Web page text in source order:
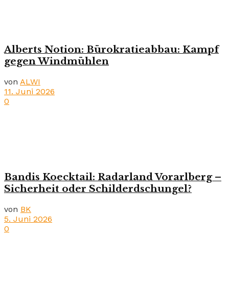
Alberts Notion: Bürokratieabbau: Kampf
gegen Windmühlen
von ALWI
11. Juni 2026
0
Bandis Koecktail: Radarland Vorarlberg –
Sicherheit oder Schilderdschungel?
von BK
5. Juni 2026
0